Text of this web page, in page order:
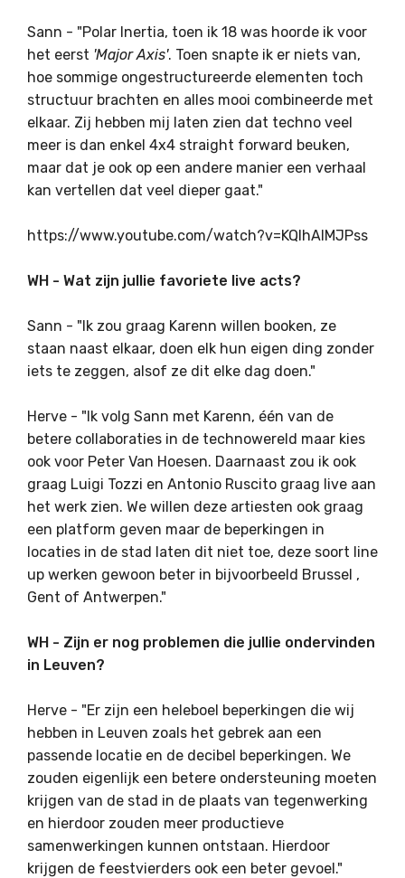
Sann - "Polar Inertia, toen ik 18 was hoorde ik voor
het eerst 'Major Axis'. Toen snapte ik er niets van,
hoe sommige ongestructureerde elementen toch
structuur brachten en alles mooi combineerde met
elkaar. Zij hebben mij laten zien dat techno veel
meer is dan enkel 4x4 straight forward beuken,
maar dat je ook op een andere manier een verhaal
kan vertellen dat veel dieper gaat."
https://www.youtube.com/watch?v=KQIhAlMJPss
WH - Wat zijn jullie favoriete live acts?
Sann - "Ik zou graag Karenn willen booken, ze
staan naast elkaar, doen elk hun eigen ding zonder
iets te zeggen, alsof ze dit elke dag doen."
Herve - "Ik volg Sann met Karenn, één van de
betere collaboraties in de technowereld maar kies
ook voor Peter Van Hoesen. Daarnaast zou ik ook
graag Luigi Tozzi en Antonio Ruscito graag live aan
het werk zien. We willen deze artiesten ook graag
een platform geven maar de beperkingen in
locaties in de stad laten dit niet toe, deze soort line
up werken gewoon beter in bijvoorbeeld Brussel ,
Gent of Antwerpen."
WH - Zijn er nog problemen die jullie ondervinden
in Leuven?
Herve - "Er zijn een heleboel beperkingen die wij
hebben in Leuven zoals het gebrek aan een
passende locatie en de decibel beperkingen. We
zouden eigenlijk een betere ondersteuning moeten
krijgen van de stad in de plaats van tegenwerking
en hierdoor zouden meer productieve
samenwerkingen kunnen ontstaan. Hierdoor
krijgen de feestvierders ook een beter gevoel."